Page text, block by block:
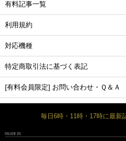
有料記事一覧
利用規約
対応機種
特定商取引法に基づく表記
[有料会員限定] お問い合わせ・Ｑ＆Ａ
毎日6時・11時・17時に最新
FOLLOW US